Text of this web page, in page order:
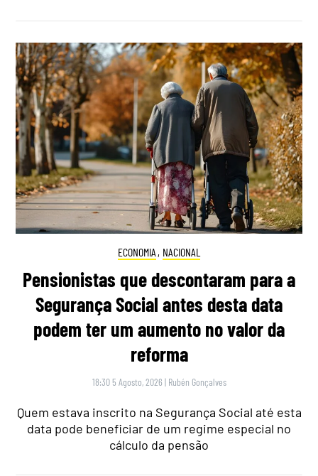
ECONOMIA , NACIONAL
Pensionistas que descontaram para a
Segurança Social antes desta data
podem ter um aumento no valor da
reforma
18:30 5 Agosto, 2026 | Rubén Gonçalves
Quem estava inscrito na Segurança Social até esta
data pode beneficiar de um regime especial no
cálculo da pensão